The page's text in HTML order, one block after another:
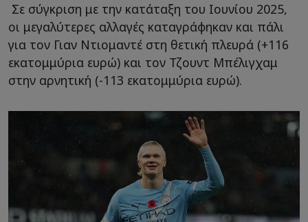
Σε σύγκριση με την κατάταξη του Ιουνίου 2025,
οι μεγαλύτερες αλλαγές καταγράφηκαν και πάλι
για τον Γιαν Ντιομαντέ στη θετική πλευρά (+116
εκατομμύρια ευρώ) και τον Τζουντ Μπέλιγχαμ
στην αρνητική (-113 εκατομμύρια ευρώ).